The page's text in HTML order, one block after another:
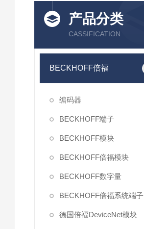
产品分类
CASSIFICATION
BECKHOFF倍福
编码器
BECKHOFF端子
BECKHOFF模块
BECKHOFF倍福模块
BECKHOFF数字量
BECKHOFF倍福系统端子
德国倍福DeviceNet模块